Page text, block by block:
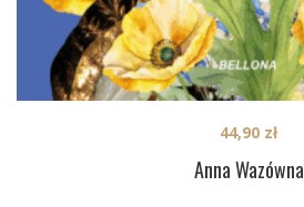
Anna Wazówna
44,90 zł